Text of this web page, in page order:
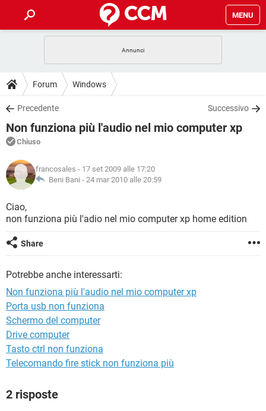
MENU
INTRATTENIMENTO
iOS
INSTAGRAM WHATSAPP
TIKTOK
HARDWARE
GUIDE
COVID-19
iOS
INSTAGRAM
TIKTOK FACEBOOK
DOWNLOAD
COVID-19 GAMING
INTRATTENIMENTO
iOS WINDOWS 10
INSTAGRAM
TIKTOK
FORUM
COVID-19
INTRATTENIMENTO ANDROID
INSTAGRAM WHATSAPP
TIKTOK
GLOSSARIO
COVID-19
INTRATTENIMENTO
INSTAGRAM
TIKTOK
HARDWARE
Forum Windows
Precedente Successivo
Non funziona più l'audio nel mio computer xp
Chiuso
francosales - 17 set 2009 alle 17:20
Beni Bani - 24 mar 2010 alle 20:59
Ciao,
non funziona più l'adio nel mio computer xp home edition
Share
Potrebbe anche interessarti:
Non funziona più l'audio nel mio computer xp
Porta usb non funziona
Schermo del computer
Drive computer
Tasto ctrl non funziona
Telecomando fire stick non funziona più
2 risposte